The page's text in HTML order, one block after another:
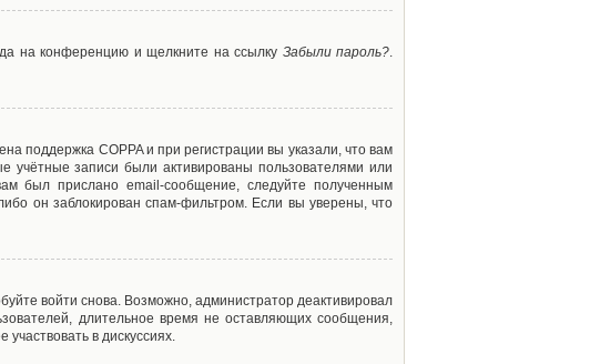
на конференцию и щелкните на ссылку Забыли пароль?.
поддержка COPPA и при регистрации вы указали, что вам
учётные записи были активированы пользователями или
был прислано email-сообщение, следуйте полученным
он заблокирован спам-фильтром. Если вы уверены, что
войти снова. Возможно, администратор деактивировал
длительное время не оставляющих сообщения,
в дискуссиях.